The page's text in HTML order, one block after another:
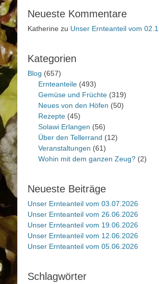
Neueste Kommentare
Katherine zu Unser Ernteanteil vom
Kategorien
Blog (657)
Ernteanteile (493)
Gemüse und Früchte (319)
Neues von den Höfen (50)
Rezepte (45)
Solawi Erlangen (56)
Über den Tellerrand (12)
Veranstaltungen (61)
Wohin mit dem ganzen Zeug? (2)
Neueste Beiträge
Unser Ernteanteil vom 03.07.2026
Unser Ernteanteil vom 26.06.2026
Unser Ernteanteil vom 19.06.2026
Unser Ernteanteil vom 12.06.2026
Unser Ernteanteil vom 05.06.2026
Schlagwörter